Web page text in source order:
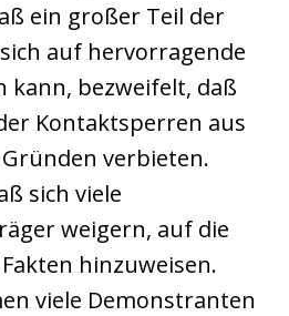
ein großer Teil der
auf hervorragende
kann, bezweifelt, daß
Kontaktsperren aus
verbieten.
sich viele
weigern, auf die
hinzuweisen.
viele Demonstranten